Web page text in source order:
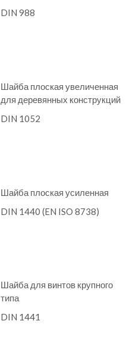
DIN 988
Шайба плоская увеличенная
для деревянных конструкций
DIN 1052
Шайба плоская усиленная
DIN 1440 (EN ISO 8738)
Шайба для винтов крупного
типа
DIN 1441